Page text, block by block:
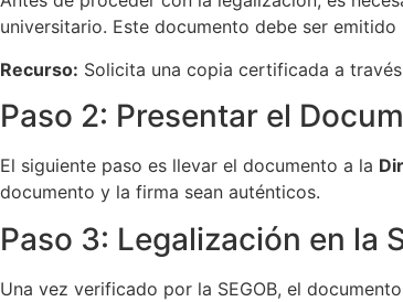
universitario. Este documento debe ser
Recurso: Solicita una copia certificada a
Paso 2: Presentar el
El siguiente paso es llevar el documento a la
documento y la firma sean auténticos.
Paso 3: Legalización en la
Una vez verificado por la SEGOB, el